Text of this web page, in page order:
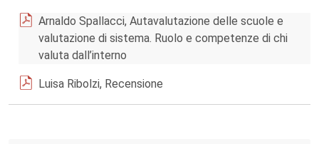
Arnaldo Spallacci, Autavalutazione delle scuole e
valutazione di sistema. Ruolo e competenze di chi
valuta dall’interno
Luisa Ribolzi, Recensione